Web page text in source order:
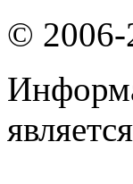
© 2006-